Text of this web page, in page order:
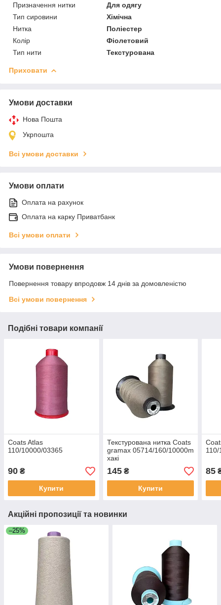
Призначення нитки
Для одягу
Тип сировини
Хімічна
Нитка
Поліестер
Колір
Фіолетовий
Тип нити
Текстурована
Приховати
Умови доставки
Нова Пошта
Укрпошта
Всі умови доставки
Умови оплати
Оплата на рахунок
Оплата на карку Приватбанк
Всі умови оплати
Умови повернення
Повернення товару впродовж 14 днів за домовленістю
Всі умови повернення
Подібні товари компанії
Coats Atlas
110/10000/03365
90 ₴
Купити
Текстурована нитка Coats
gramax 05714/160/10000m
хакі
145₴
Купити
85
Акційні пропозиції та новинки
–25%